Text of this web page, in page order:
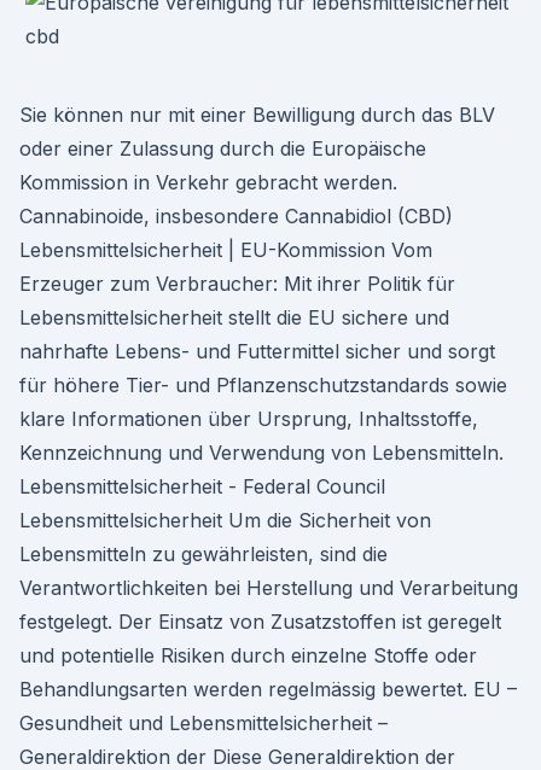
Sie können nur mit einer Bewilligung durch das BLV
oder einer Zulassung durch die Europäische
Kommission in Verkehr gebracht werden.
Cannabinoide, insbesondere Cannabidiol (CBD)
Lebensmittelsicherheit | EU-Kommission Vom
Erzeuger zum Verbraucher: Mit ihrer Politik für
Lebensmittelsicherheit stellt die EU sichere und
nahrhafte Lebens- und Futtermittel sicher und sorgt
für höhere Tier- und Pflanzenschutzstandards sowie
klare Informationen über Ursprung, Inhaltsstoffe,
Kennzeichnung und Verwendung von Lebensmitteln.
Lebensmittelsicherheit - Federal Council
Lebensmittelsicherheit Um die Sicherheit von
Lebensmitteln zu gewährleisten, sind die
Verantwortlichkeiten bei Herstellung und Verarbeitung
festgelegt. Der Einsatz von Zusatzstoffen ist geregelt
und potentielle Risiken durch einzelne Stoffe oder
Behandlungsarten werden regelmässig bewertet. EU –
Gesundheit und Lebensmittelsicherheit –
Generaldirektion der Diese Generaldirektion der